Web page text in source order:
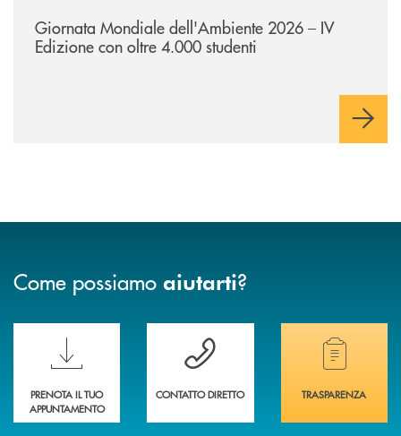
Giornata Mondiale dell'Ambiente 2026 – IV
Edizione con oltre 4.000 studenti
Come possiamo aiutarti?
Scopri le funzionalità della nuova PRENOTA BANCA
PRENOTA IL TUO
APPUNTAMENTO
Hai bisogno di assistenza immediata?
CONTATTO DIRETTO
Hai bisogno di
TRASPARENZA